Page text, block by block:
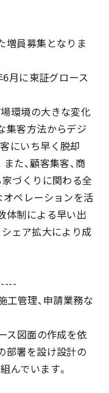
増員募集となりま
月に東証グロース
環境の大きな変化
集客方法からデジ
にいち早く脱却
た、顧客集客、商
家づくりに関わる全
ペレーションを活
体制による早い出
シェア拡大により成
工管理、申請業務な
ス図面の作成を依
部署を設け設計の
んでいます。